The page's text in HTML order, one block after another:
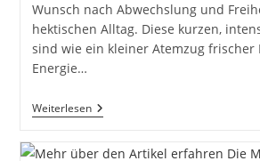
Wunsch nach Abwechslung und
hektischen Alltag. Diese kurzen,
sind wie ein kleiner Atemzug frischer
Energie…
WeiterlesenMikroabenteuer:
Tages-
Wochenpläne.